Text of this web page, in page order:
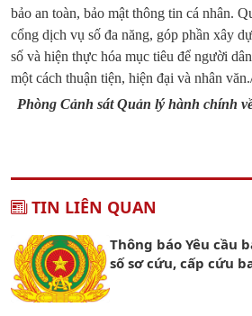
bảo an toàn, bảo mật thông tin cá nhân.
cổng dịch vụ số đa năng, góp phần xây
số và hiện thực hóa mục tiêu để người
một cách thuận tiện, hiện đại và nhân
Phòng Cảnh sát Quản lý hành chính
TIN LIÊN QUAN
Thông báo Yêu cầu
số sơ cứu, cấp cứu